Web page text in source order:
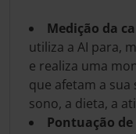
Medição da
utiliza a AI para,
e realiza uma
que afetam a
sono, a dieta, a
Pontuação de